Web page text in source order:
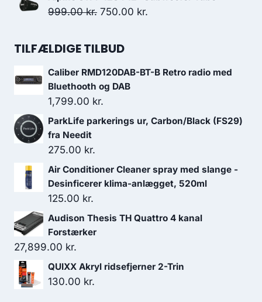
7,499.00 kr..
pris
pris
999.00kr. Den
pris
999.00 kr..
750.00 kr.
750.00 kr..
TILFÆLDIGE TILBUD
Caliber RMD120DAB-BT-B Retro radio med
Bluethooth og DAB
1,799.00 kr.
ParkLife parkerings ur, Carbon/Black (FS29)
fra Needit
275.00 kr.
Air Conditioner Cleaner spray med slange -
Desinficerer klima-anlægget, 520ml
125.00 kr.
Audison Thesis TH Quattro 4 kanal
Forstærker
27,899.00 kr.
QUIXX Akryl ridsefjerner 2-Trin
130.00 kr.